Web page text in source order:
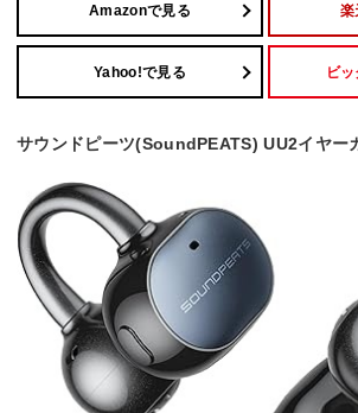
Amazonで見る 楽
Yahoo!で見る ビ
サウンドピーツ(SoundPEATS) UU2イヤー